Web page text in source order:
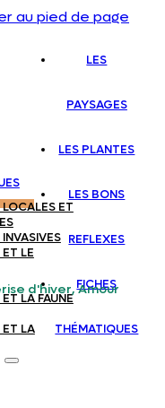
au pied de page
ET
LE
LA FAUNE
ET LA
LES
PAYSAGES
LES PLANTES
LES BONS
REFLEXES
FICHES
THÉMATIQUES
d'hiver, Amour